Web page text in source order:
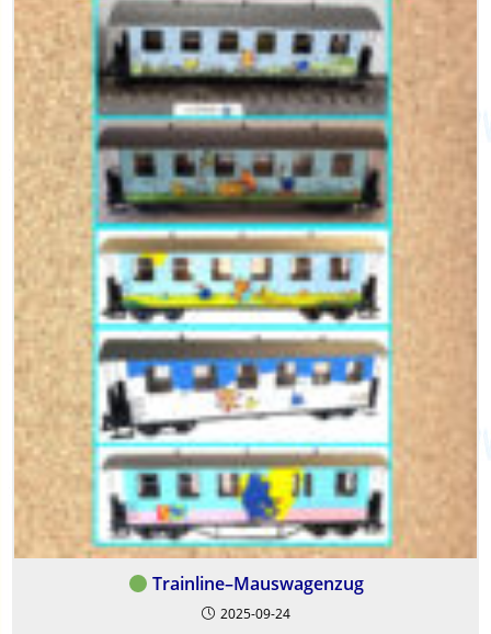
Trainline–Mauswagenzug
2025-09-24